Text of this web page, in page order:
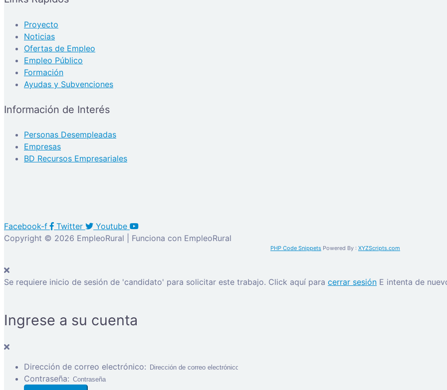
Proyecto
Noticias
Ofertas de Empleo
Empleo Público
Formación
Ayudas y Subvenciones
Información de Interés
Personas Desempleadas
Empresas
BD Recursos Empresariales
Facebook-f Twitter
Youtube
Copyright © 2026 EmpleoRural | Funciona con EmpleoRural
PHP Code Snippets Powered By : XYZScripts.com
Se requiere inicio de sesión de 'candidato' para solicitar este trabajo. Click aquí para cerrar sesión E intenta de
Ingrese a su cuenta
Dirección de correo electrónico:
Contraseña: